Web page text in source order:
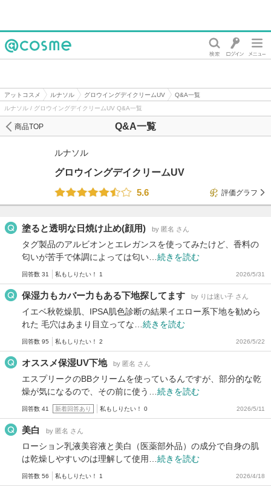
アットコスメ ルナソル グロウイングデイクリームUV
Q&A一覧
ルナソル / グロウイングデイクリームUV Q&A一覧
Q&A一覧
商品TOP
ルナソル
グロウイングデイクリームUV
5.6
評価グラフ
塗ると透明な日焼け止め(顔用) by 匿名 さん
タグ製品のアルビオンとエレガンスを使ってみたけど、香料の
匂いが苦手で体調によっては匂い… 続きを読む
回答数 31 私もしりたい！ 1 2026/5/31
保湿力もカバー力もある下地探してます by りは迷い子 さん
イエベ秋乾燥肌、IPSA肌色診断の結果イエロー系下地を勧めら
れた 毛穴はあまり目立ってな… 続きを読む
回答数 95 私もしりたい！ 2 2026/5/22
オススメ保湿UV下地 by 匿名 さん
エスプリークのBBクリームを使っているんですが、部分的な乾
燥が気になるので、その前に使う… 続きを読む
回答数 41 新着回答あり 私もしりたい！ 0 2026/5/11
美白 by 匿名 さん
ローション乳液美容液と美白（医薬部外品）の成分で自身の肌
は乾燥しやすいのは理解して使用… 続きを読む
回答数 56 私もしりたい！ 1 2026/4/18